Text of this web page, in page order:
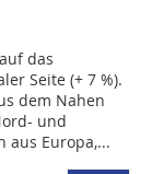
das
Seite (+ 7 %).
dem Nahen
und
aus Europa,...